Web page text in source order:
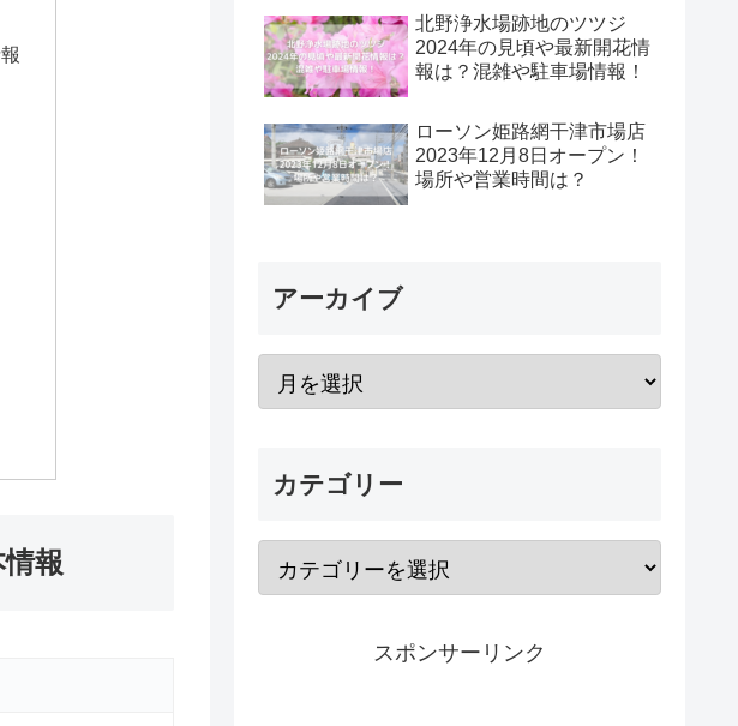
報
北野浄水場跡地のツツジ
2024年の見頃や最新開花情
報は？混雑や駐車場情報！
ローソン姫路網干津市場店
2023年12月8日オープン！
場所や営業時間は？
アーカイブ
カテゴリー
スポンサーリンク